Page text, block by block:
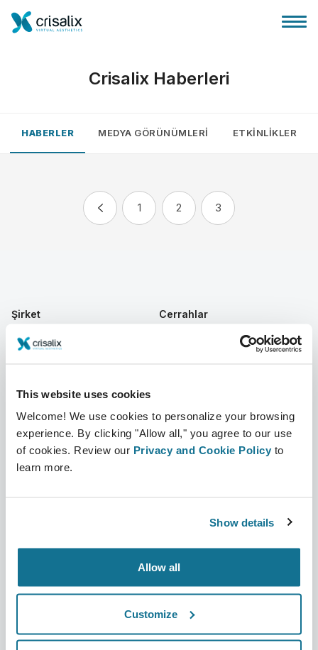
This website uses cookies
Welcome! We use cookies to personalize your browsing
experience. By clicking "Allow all," you agree to our use
of cookies. Review our Privacy and Cookie Policy to
learn more.
Show details
Allow all
Customize
Crisalix Haberleri
HABERLER MEDYA GÖRÜNÜMLERI ETKINLIKLER
1 2 3
Şirket
Hakkımızda
Haberler
Etkinlikler
Cerrahlar
Cerrahın ana sayfası
Hasta incelemeleri
Customer Stories
Bir Crisalix cerrahı bulun Yardım Merkezi